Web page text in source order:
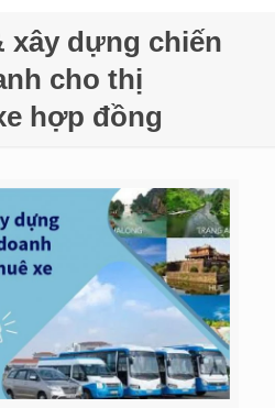
xây dựng chiến
cho thị
hợp đồng